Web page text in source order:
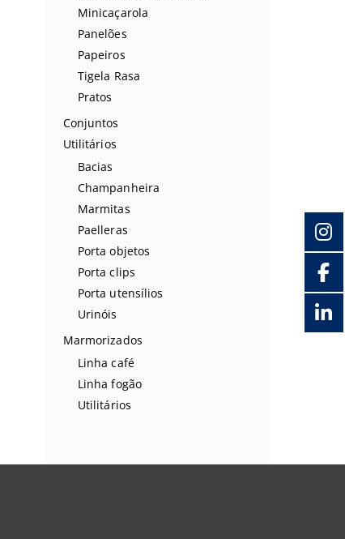
Minicaçarola
Panelões
Papeiros
Tigela Rasa
Pratos
Conjuntos
Utilitários
Bacias
Champanheira
Marmitas
Paelleras
Porta objetos
Porta clips
Porta utensílios
Urinóis
Marmorizados
Linha café
Linha fogão
Utilitários